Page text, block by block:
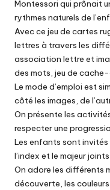
Montessori qui prônait
rythmes naturels de
Avec ce jeu de cartes
lettres à travers les
association lettre et
des mots, jeu de
Le mode d’emploi est
côté les images, de
On présente les
respecter une
Les enfants sont
l’index et le majeur
On adore les différents
découverte, les